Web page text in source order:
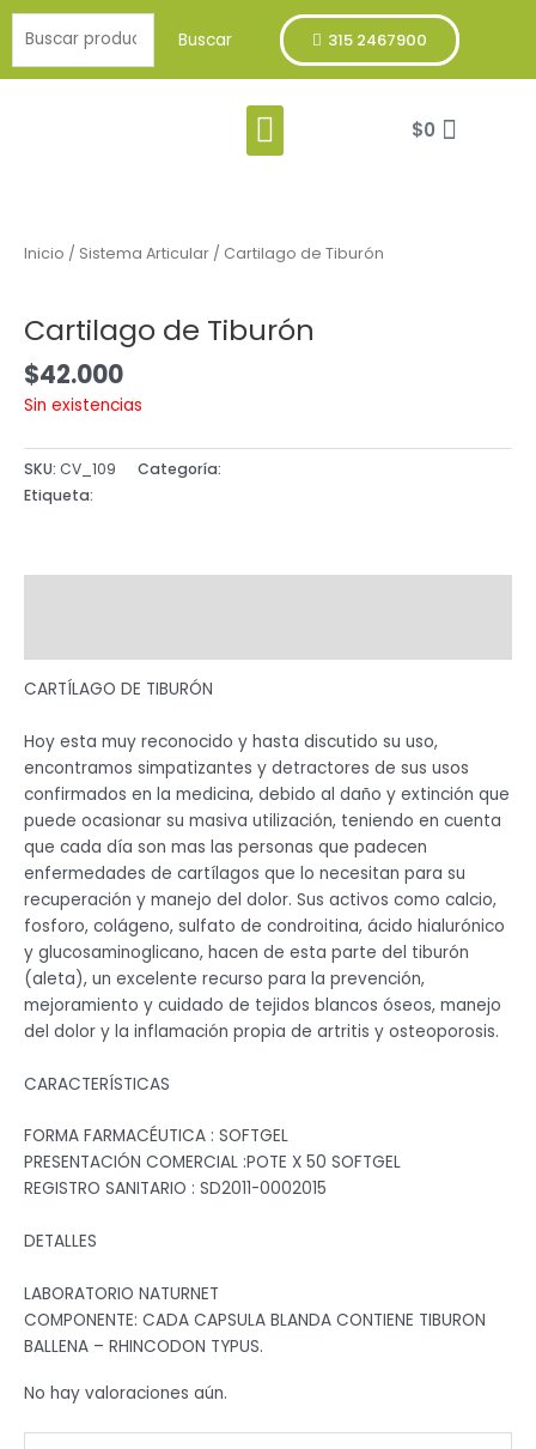
contenido
por:
Buscar 315 2467900
Menu $0
Inicio / Sistema Articular / Cartilago de Tiburón
Cartilago de Tiburón
$42.000
Sin existencias
SKU: CV_109 Categoría:
Etiqueta:
CARTÍLAGO DE TIBURÓN
Hoy esta muy reconocido y hasta discutido su uso,
encontramos simpatizantes y detractores de sus usos
confirmados en la medicina, debido al daño y extinción que
puede ocasionar su masiva utilización, teniendo en cuenta
que cada día son mas las personas que padecen
enfermedades de cartílagos que lo necesitan para su
recuperación y manejo del dolor. Sus activos como calcio,
fosforo, colágeno, sulfato de condroitina, ácido hialurónico
y glucosaminoglicano, hacen de esta parte del tiburón
(aleta), un excelente recurso para la prevención,
mejoramiento y cuidado de tejidos blancos óseos, manejo
del dolor y la inflamación propia de artritis y osteoporosis.
CARACTERÍSTICAS
FORMA FARMACÉUTICA : SOFTGEL
PRESENTACIÓN COMERCIAL :POTE X 50 SOFTGEL
REGISTRO SANITARIO : SD2011-0002015
DETALLES
LABORATORIO NATURNET
COMPONENTE: CADA CAPSULA BLANDA CONTIENE TIBURON
BALLENA – RHINCODON TYPUS.
No hay valoraciones aún.